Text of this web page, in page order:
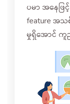
ပမာ အနေဖ
feature အသစ်
မှုရှိအောင် ကူ